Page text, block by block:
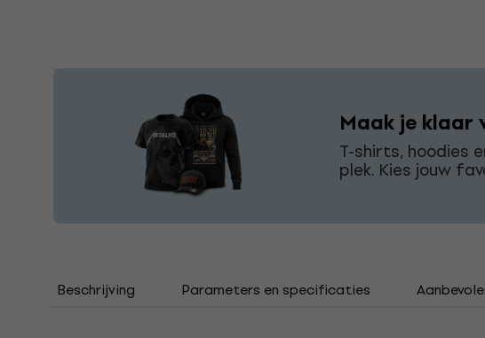
Maak je klaar
T-shirts, hoodies
plek. Kies jouw
Beschrijving Parameters en specificaties